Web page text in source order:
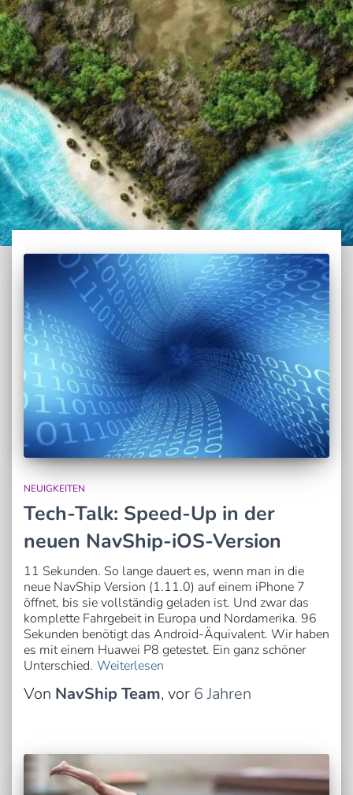
NEUIGKEITEN
Tech-Talk: Speed-Up in der
neuen NavShip-iOS-Version
11 Sekunden. So lange dauert es, wenn man in die
neue NavShip Version (1.11.0) auf einem iPhone 7
öffnet, bis sie vollständig geladen ist. Und zwar das
komplette Fahrgebeit in Europa und Nordamerika. 96
Sekunden benötigt das Android-Äquivalent. Wir haben
es mit einem Huawei P8 getestet. Ein ganz schöner
Unterschied. Weiterlesen
Von NavShip Team, vor 6 Jahren